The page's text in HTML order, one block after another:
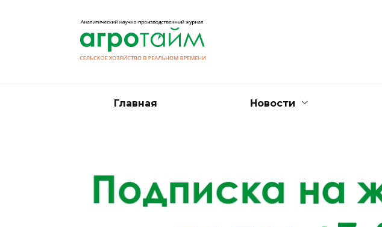
Главная Новости